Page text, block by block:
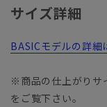
サイズ詳細
BASICモデルの詳細
※商品の仕上がりサ
をご覧下さい。